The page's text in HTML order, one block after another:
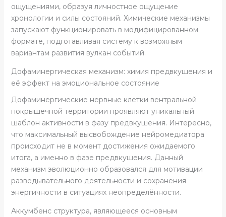
ощущениями, образуя личностное ощущение
хронологии и силы состояний. Химические механизмы
запускают функционировать в модифицированном
формате, подготавливая систему к возможным
вариантам развития вулкан событий.
Дофаминергическая механизм: химия предвкушения и
её эффект на эмоциональное состояние
Дофаминергические нервные клетки вентральной
покрышечной территории проявляют уникальный
шаблон активности в фазу предвкушения. Интересно,
что максимальный высвобождение нейромедиатора
происходит не в момент достижения ожидаемого
итога, а именно в фазе предвкушения. Данный
механизм эволюционно образовался для мотивации
разведывательного деятельности и сохранения
энергичности в ситуациях неопределённости.
Аккумбенс структура, являющееся основным